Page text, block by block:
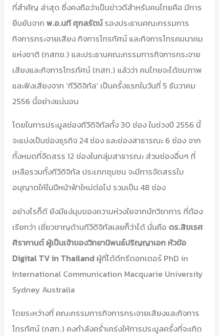
ที่สำคัญ ล่าสุด ซึ่งคงถือว่าเป็นข่าวดีสำหรับคนไทยคือ มีการ
ยืนยันจากพ.อ.นที ศุกลรัตน์รองประธานคณะกรรมการ
กิจการกระจายเสียง กิจการโทรทัศน์ และกิจการโทรคมนาคม
แห่งชาติ (กสทช.) และประธานคณะกรรมการกิจการกระจาย
เสียงและกิจการโทรทัศน์ (กสท.) แล้วว่า คนไทยจะได้ชมภาพ
และฟังเสียงจาก ‘ทีวีดิจิทัล’ เป็นครั้งแรกในวันที่ 5 ธันวาคม
2556 นี้อย่างแน่นอน
โดยในการประมูลช่องทีวีดิจิทัลทั้ง 30 ช่อง ในช่วงปี 2556 นี้
จะแบ่งเป็นช่องธุรกิจ 24 ช่อง และช่องสาธารณะ 6 ช่อง จาก
ทั้งหมดที่จัดสรร 12 ช่องในกลุ่มสาธารณะ ส่วนช่องอื่นๆ ที่
เหลือรวมทั้งทีวีดิจิทัล ประเภทชุมชน จะมีการจัดสรรใบ
อนุญาตให้ในปีหน้าฟ้าใหม่ต่อไป รวมเป็น 48 ช่อง
อย่างไรก็ดี ยังมีแง่มุมของความห่วงใยจากนักวิชาการ ที่ต้อง
เรียกว่า เชี่ยวชาญด้านทีวีดิจิทัลเลยก็ว่าได้ นั่นคือ ดร.สิขเรศ
ศิรากานต์ ผู้เป็นเจ้าของวิทยานิพนธ์ปริญญาเอก หัวข้อ
Digital TV in Thailand ผู้ที่ได้ดีกรีดอกเตอร์ PhD in
International Communication Macquarie University
Sydney Australia
โดยระหว่างที่ คณะกรรมการกิจการกระจายเสียงและกิจการ
โทรทัศน์ (กสท.) คงกำลังคร่ำเคร่งให้การประมูลครั้งที่จะเกิด